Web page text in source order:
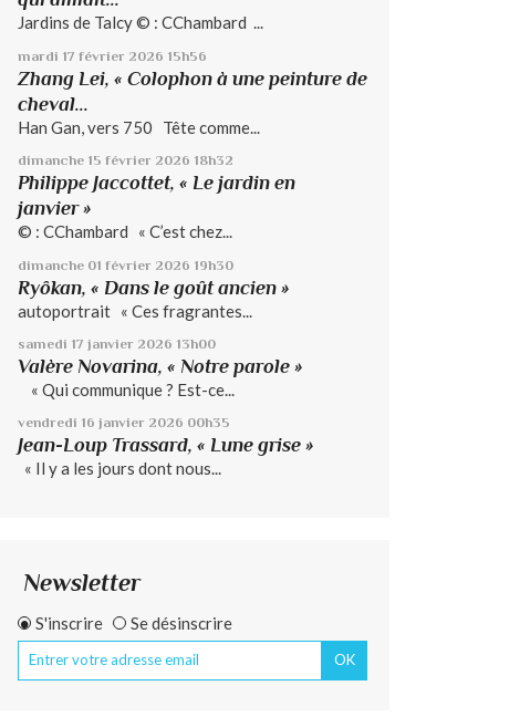
Jardins de Talcy © : CChambard ...
mardi 17 février 2026 15h56
Zhang Lei, « Colophon à une peinture de
cheval...
Han Gan, vers 750 Tête comme...
dimanche 15 février 2026 18h32
Philippe Jaccottet, « Le jardin en
janvier »
© : CChambard « C’est chez...
dimanche 01 février 2026 19h30
Ryôkan, « Dans le goût ancien »
autoportrait « Ces fragrantes...
samedi 17 janvier 2026 13h00
Valère Novarina, « Notre parole »
« Qui communique ? Est-ce...
vendredi 16 janvier 2026 00h35
Jean-Loup Trassard, « Lune grise »
« Il y a les jours dont nous...
Newsletter
S'inscrire Se désinscrire